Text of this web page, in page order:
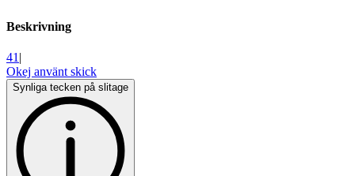
Beskrivning
41 |
Okej använt skick
Synliga tecken på slitage